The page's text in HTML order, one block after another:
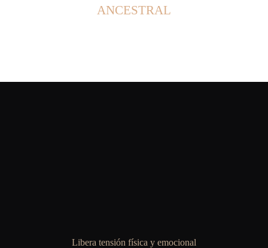
ANCESTRAL
Libera tensión física y emocional